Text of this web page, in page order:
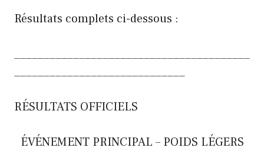
Résultats complets ci-dessous :
RÉSULTATS OFFICIELS
ÉVÉNEMENT PRINCIPAL – POIDS LÉGERS